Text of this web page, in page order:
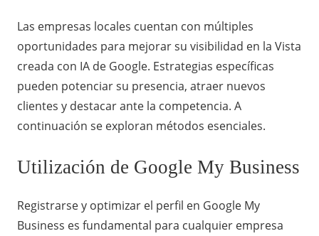
Las empresas locales cuentan con múltiples
oportunidades para mejorar su visibilidad en la Vista
creada con IA de Google. Estrategias específicas
pueden potenciar su presencia, atraer nuevos
clientes y destacar ante la competencia. A
continuación se exploran métodos esenciales.
Utilización de Google My Business
Registrarse y optimizar el perfil en Google My
Business es fundamental para cualquier empresa